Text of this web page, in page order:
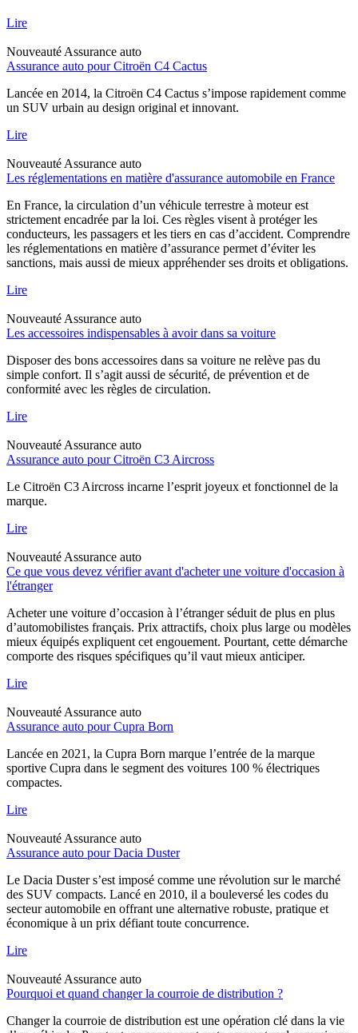
Lire
Nouveauté Assurance auto
Assurance auto pour Citroën C4 Cactus
Lancée en 2014, la Citroën C4 Cactus s’impose rapidement comme
un SUV urbain au design original et innovant.
Lire
Nouveauté Assurance auto
Les réglementations en matière d'assurance automobile en France
En France, la circulation d’un véhicule terrestre à moteur est
strictement encadrée par la loi. Ces règles visent à protéger les
conducteurs, les passagers et les tiers en cas d’accident. Comprendre
les réglementations en matière d’assurance permet d’éviter les
sanctions, mais aussi de mieux appréhender ses droits et obligations.
Lire
Nouveauté Assurance auto
Les accessoires indispensables à avoir dans sa voiture
Disposer des bons accessoires dans sa voiture ne relève pas du
simple confort. Il s’agit aussi de sécurité, de prévention et de
conformité avec les règles de circulation.
Lire
Nouveauté Assurance auto
Assurance auto pour Citroën C3 Aircross
Le Citroën C3 Aircross incarne l’esprit joyeux et fonctionnel de la
marque.
Lire
Nouveauté Assurance auto
Ce que vous devez vérifier avant d'acheter une voiture d'occasion à
l'étranger
Acheter une voiture d’occasion à l’étranger séduit de plus en plus
d’automobilistes français. Prix attractifs, choix plus large ou modèles
mieux équipés expliquent cet engouement. Pourtant, cette démarche
comporte des risques spécifiques qu’il vaut mieux anticiper.
Lire
Nouveauté Assurance auto
Assurance auto pour Cupra Born
Lancée en 2021, la Cupra Born marque l’entrée de la marque
sportive Cupra dans le segment des voitures 100 % électriques
compactes.
Lire
Nouveauté Assurance auto
Assurance auto pour Dacia Duster
Le Dacia Duster s’est imposé comme une révolution sur le marché
des SUV compacts. Lancé en 2010, il a bouleversé les codes du
secteur automobile en offrant une alternative robuste, pratique et
économique à un prix défiant toute concurrence.
Lire
Nouveauté Assurance auto
Pourquoi et quand changer la courroie de distribution ?
Changer la courroie de distribution est une opération clé dans la vie